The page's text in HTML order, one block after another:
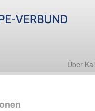
Über